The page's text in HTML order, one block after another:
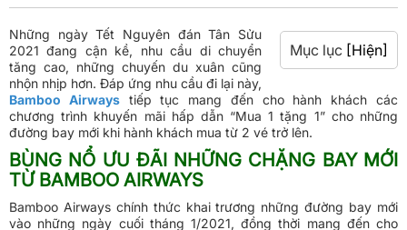
Mục lục [Hiện]
Những ngày Tết Nguyên đán Tân Sửu
2021 đang cận kề, nhu cầu di chuyển
tăng cao, những chuyến du xuân cũng
nhộn nhịp hơn. Đáp ứng nhu cầu đi lại này,
Bamboo Airwaystiếp tục mang đến cho hành khách các
chương trình khuyến mãi hấp dẫn “Mua 1 tặng 1” cho những
đường bay mới khi hành khách mua từ 2 vé trở lên.
BÙNG NỔ ƯU ĐÃI NHỮNG CHẶNG BAY MỚI
TỪ BAMBOO AIRWAYS
Bamboo Airways chính thức khai trương những đường bay mới
vào những ngày cuối tháng 1/2021, đồng thời mang đến cho